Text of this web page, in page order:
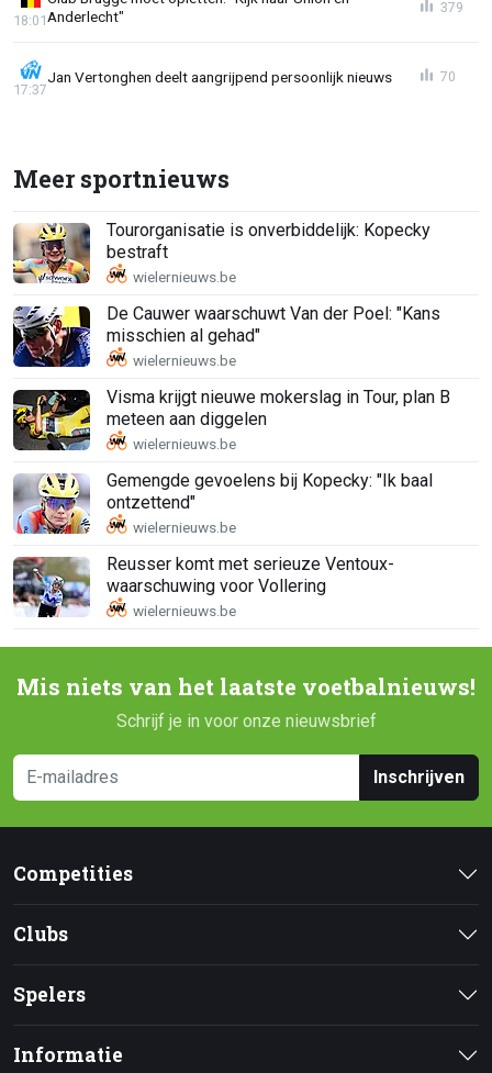
Anderlecht"
18:01
379
Jan Vertonghen deelt aangrijpend persoonlijk nieuws
17:37
70
Meer sportnieuws
Tourorganisatie is onverbiddelijk: Kopecky
bestraft
De Cauwer waarschuwt Van der Poel: "Kans
misschien al gehad"
Visma krijgt nieuwe mokerslag in Tour, plan B
meteen aan diggelen
Gemengde gevoelens bij Kopecky: "Ik baal
ontzettend"
Reusser komt met serieuze Ventoux-
waarschuwing voor Vollering
Mis niets van het laatste voetbalnieuws!
Schrijf je in voor onze nieuwsbrief
Inschrijven
Competities
Clubs
Spelers
Informatie